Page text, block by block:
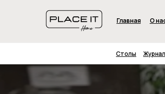
Главная
Столы
О